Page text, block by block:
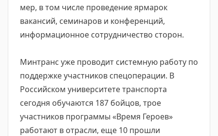
мер, в том числе проведение ярмарок
вакансий, семинаров и конференций,
информационное сотрудничество сторон.
Минтранс уже проводит системную работу по
поддержке участников спецоперации. В
Российском университете транспорта
сегодня обучаются 187 бойцов, трое
участников программы «Время Героев»
работают в отрасли, еще 10 прошли